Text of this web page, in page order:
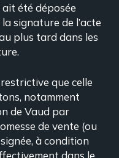
été déposée
signature de l’acte
plus tard dans les
que celle
notamment
de Vaud par
de vente (ou
à condition
dans le